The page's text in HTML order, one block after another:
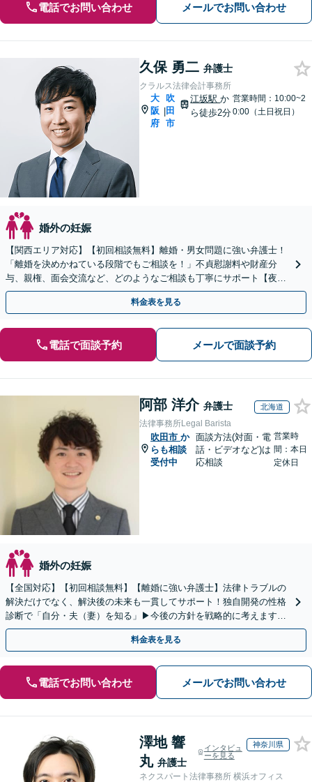
電話でお問い合わせ メールでお問い合わせ
久保 勇二 弁護士
クラルス法律会計事務所
大
阪
府
|
吹
田
市
江坂駅か
ら徒歩2分
営業時間：10:00~2
0:00（土日祝日）
婚外の妊娠
【関西エリア対応】【初回相談無料】離婚・男女問題に強い弁護士！
「離婚を決めかねている段階でもご相談を！」不貞慰謝料や財産分
与、親権、面会交流など、どのようなご相談も丁寧にサポート【夜
間・休日面談可】【WEB面談】【完全個室】
料金表を見る
電話で面談予約 メールで面談予約
阿部 洋介 弁護士 北海道
法律事務所Legal Barista
吹田市 か
らも相談
受付中
面談方法(対面・電
話・ビデオなど)は
応相談
営業時
間：本日
定休日
婚外の妊娠
【全国対応】【初回相談無料】【離婚に強い弁護士】法律トラブルの
解決だけでなく、解決後の未来も一貫してサポート！独自開発の性格
診断で「自分・夫（妻）を知る」▶︎今後の方針を戦略的に考えます！
【休日夜間／オンライン相談OK】
料金表を見る
電話でお問い合わせ メールでお問い合わせ
澤地 響
丸 弁護士
インタビュ
ーを見る
神奈川県
ネクスパート法律事務所 横浜オフィス